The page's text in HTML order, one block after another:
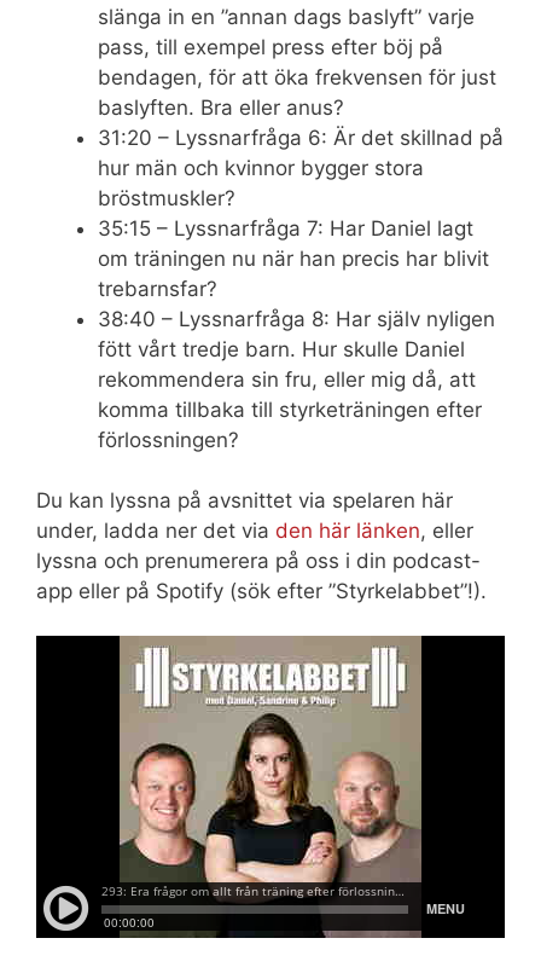
slänga in en ”annan dags baslyft” varje
pass, till exempel press efter böj på
bendagen, för att öka frekvensen för just
baslyften. Bra eller anus?
31:20 – Lyssnarfråga 6: Är det skillnad på
hur män och kvinnor bygger stora
bröstmuskler?
35:15 – Lyssnarfråga 7: Har Daniel lagt
om träningen nu när han precis har blivit
trebarnsfar?
38:40 – Lyssnarfråga 8: Har själv nyligen
fött vårt tredje barn. Hur skulle Daniel
rekommendera sin fru, eller mig då, att
komma tillbaka till styrketräningen efter
förlossningen?
Du kan lyssna på avsnittet via spelaren här
under, ladda ner det via den här länken, eller
lyssna och prenumerera på oss i din podcast-
app eller på Spotify (sök efter ”Styrkelabbet”!).